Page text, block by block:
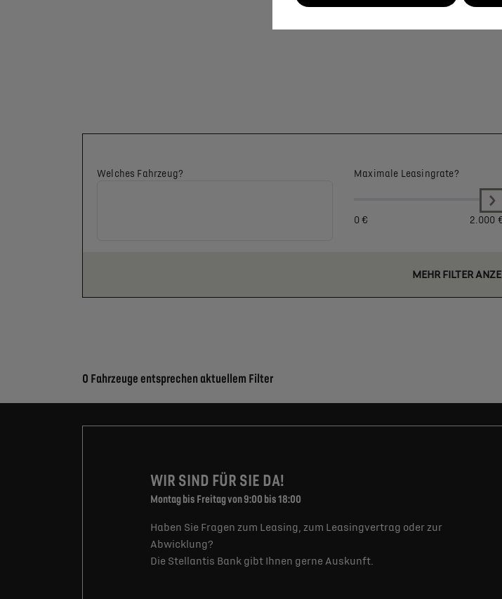
Welches Fahrzeug? Maximale Leasingrate?
0 € 2.000
MEHR FILTER
Suchergebnisse
0 Fahrzeuge entsprechen aktuellem Filter
WIR SIND FÜR SIE DA!
Montag bis Freitag von 9:00 bis 18:00
Haben Sie Fragen zum Leasing, zum Leasingvertrag oder zur
Abwicklung?
Die Stellantis Bank gibt Ihnen gerne Auskunft.